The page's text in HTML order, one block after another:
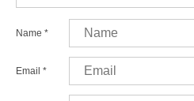
Name *
Email *